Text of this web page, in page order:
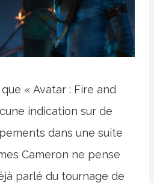
« Avatar : Fire and
indication sur de
dans une suite
Cameron ne pense
parlé du tournage de